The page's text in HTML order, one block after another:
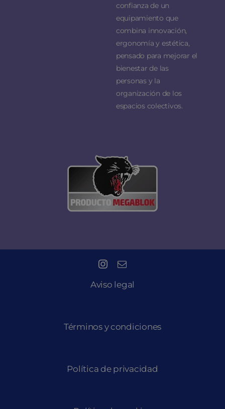
confianza de un
equipamiento que
combina innovación,
ergonomía y estética,
pensado para mejorar el
bienestar de las
personas y la
organización de los
espacios colectivos.
Aviso legal
Términos y condiciones
Política de privacidad